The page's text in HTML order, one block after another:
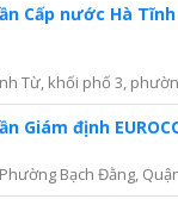
Cấp nước Hà
Từ, khối phố 3,
Giám định
Bạch Đằng,